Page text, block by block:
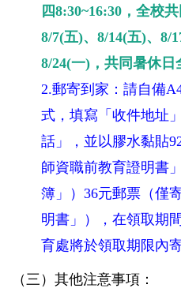
四8:30~16:30，全校
8/7(五)、 8/14(五)、 8/
8/24(一)，共同暑休日
2.郵寄到家：請自備
式，填寫「收件地址
話」，並以膠水黏貼
師資職前教育證明書
簿 」 ） 36元郵票 （僅
明書 」 ）
，在領取期
育處將於領取期限內寄
（三）其他注意事項：